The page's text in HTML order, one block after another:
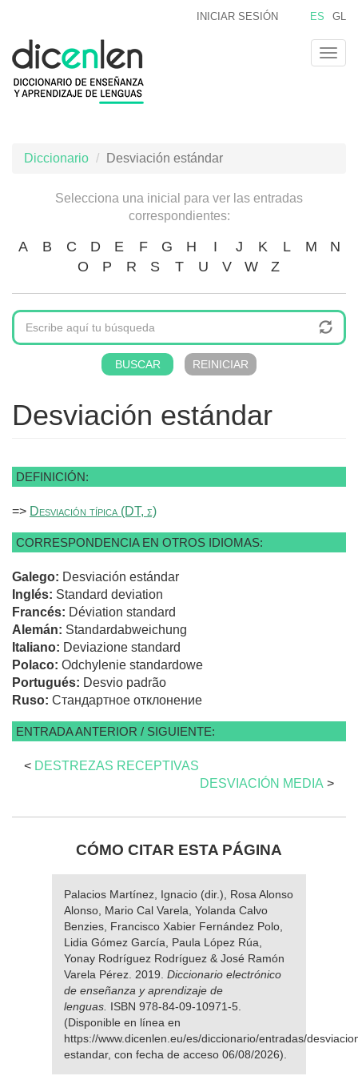
contenido
principal
ES GL
INICIAR SESIÓN
Diccionario Desviación estándar
Selecciona una inicial para ver las entradas
correspondientes:
A B C D E F G H I J K L M
N
O
P R S T U V W Z
Desviación estándar
DEFINICIÓN:
=> Desviación típica (DT, σ)
CORRESPONDENCIA EN OTROS IDIOMAS:
Galego: Desviación estándar
Inglés: Standard deviation
Francés: Déviation standard
Alemán: Standardabweichung
Italiano: Deviazione standard
Polaco: Odchylenie standardowe
Portugués: Desvio padrão
Ruso: Стандартное отклонение
ENTRADA ANTERIOR / SIGUIENTE:
< DESTREZAS RECEPTIVAS
DESVIACIÓN MEDIA >
CÓMO CITAR ESTA PÁGINA
Palacios Martínez, Ignacio (dir.), Rosa Alonso
Alonso, Mario Cal Varela, Yolanda Calvo
Benzies, Francisco Xabier Fernández Polo,
Lidia Gómez García, Paula López Rúa,
Yonay Rodríguez Rodríguez & José Ramón
Varela Pérez. 2019. Diccionario electrónico
de enseñanza y aprendizaje de
lenguas. ISBN 978-84-09-10971-5.
(Disponible en línea en
https://www.dicenlen.eu/es/diccionario/entradas/
estandar, con fecha de acceso 06/08/2026).